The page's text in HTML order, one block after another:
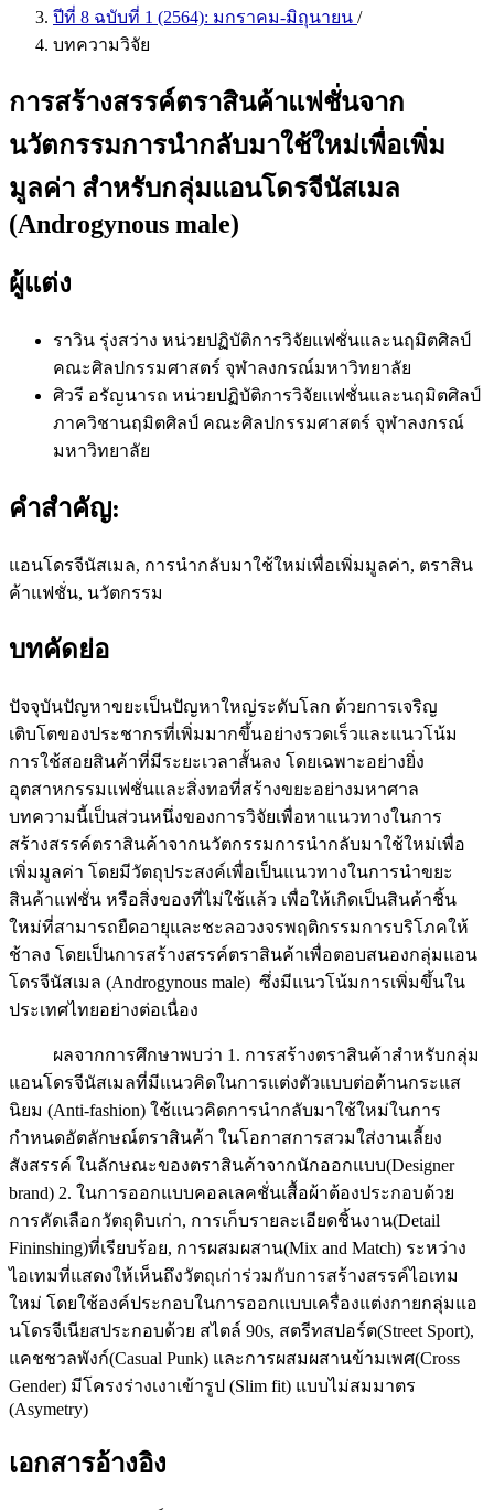
ปีที่ 8 ฉบับที่ 1 (2564): มกราคม-มิถุนายน /
บทความวิจัย
การสร้างสรรค์ตราสินค้าแฟชั่นจาก
นวัตกรรมการนำกลับมาใช้ใหม่เพื่อเพิ่ม
มูลค่า สำหรับกลุ่มแอนโดรจีนัสเมล
(Androgynous male)
ผู้แต่ง
ราวิน รุ่งสว่าง หน่วยปฏิบัติการวิจัยแฟชั่นและนฤมิตศิลป์
คณะศิลปกรรมศาสตร์ จุฬาลงกรณ์มหาวิทยาลัย
ศิวรี อรัญนารถ หน่วยปฏิบัติการวิจัยแฟชั่นและนฤมิตศิลป์
ภาควิชานฤมิตศิลป์ คณะศิลปกรรมศาสตร์ จุฬาลงกรณ์
มหาวิทยาลัย
คำสำคัญ:
แอนโดรจีนัสเมล, การนำกลับมาใช้ใหม่เพื่อเพิ่มมูลค่า, ตราสิน
ค้าแฟชั่น, นวัตกรรม
บทคัดย่อ
ปัจจุบันปัญหาขยะเป็นปัญหาใหญ่ระดับโลก ด้วยการเจริญ
เติบโตของประชากรที่เพิ่มมากขึ้นอย่างรวดเร็วและแนวโน้ม
การใช้สอยสินค้าที่มีระยะเวลาสั้นลง โดยเฉพาะอย่างยิ่ง
อุตสาหกรรมแฟชั่นและสิ่งทอที่สร้างขยะอย่างมหาศาล
บทความนี้เป็นส่วนหนึ่งของการวิจัยเพื่อหาแนวทางในการ
สร้างสรรค์ตราสินค้าจากนวัตกรรมการนำกลับมาใช้ใหม่เพื่อ
เพิ่มมูลค่า โดยมีวัตถุประสงค์เพื่อเป็นแนวทางในการนำขยะ
สินค้าแฟชั่น หรือสิ่งของที่ไม่ใช้เเล้ว เพื่อให้เกิดเป็นสินค้าชิ้น
ใหม่ที่สามารถยืดอายุและชะลอวงจรพฤติกรรมการบริโภคให้
ช้าลง โดยเป็นการสร้างสรรค์ตราสินค้าเพื่อตอบสนองกลุ่มแอน
โดรจีนัสเมล (Androgynous male) ซึ่งมีแนวโน้มการเพิ่มขึ้นใน
ประเทศไทยอย่างต่อเนื่อง
ผลจากการศึกษาพบว่า 1. การสร้างตราสินค้าสำหรับกลุ่ม
แอนโดรจีนัสเมลที่มีแนวคิดในการแต่งตัวแบบต่อต้านกระแส
นิยม (Anti-fashion) ใช้แนวคิดการนำกลับมาใช้ใหม่ในการ
กำหนดอัตลักษณ์ตราสินค้า ในโอกาสการสวมใส่งานเลี้ยง
สังสรรค์ ในลักษณะของตราสินค้าจากนักออกแบบ(Designer
brand) 2. ในการออกแบบคอลเลคชั่นเสื้อผ้าต้องประกอบด้วย
การคัดเลือกวัตถุดิบเก่า, การเก็บรายละเอียดชิ้นงาน(Detail
Fininshing)ที่เรียบร้อย, การผสมผสาน(Mix and Match) ระหว่าง
ไอเทมที่แสดงให้เห็นถึงวัตถุเก่าร่วมกับการสร้างสรรค์ไอเทม
ใหม่ โดยใช้องค์ประกอบในการออกแบบเครื่องแต่งกายกลุ่มแอ
นโดรจีเนียสประกอบด้วย สไตล์ 90s, สตรีทสปอร์ต(Street Sport),
แคชชวลพังก์(Casual Punk) และการผสมผสานข้ามเพศ(Cross
Gender) มีโครงร่างเงาเข้ารูป (Slim fit) แบบไม่สมมาตร
(Asymetry)
เอกสารอ้างอิง